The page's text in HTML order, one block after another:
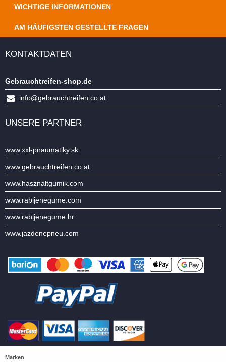
WICHTIGE INFORMATIONEN
AM HÄUFIGSTEN GESTELLTE FRAGEN
KONTAKTDATEN
Gebrauchtreifen-shop.de
info@gebrauchtreifen.co.at
UNSERE PARTNER
www.xxl-pnaumatiky.sk
www.gebrauchtreifen.co.at
www.hasznaltgumik.com
www.rabljenegume.com
www.rabljenegume.hr
www.jazdenepneu.com
Marken